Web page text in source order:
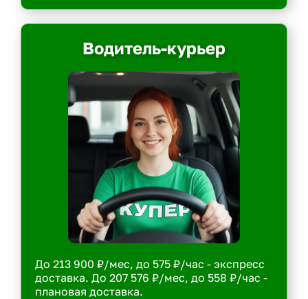
Водитель-курьер
До 213 900 ₽/мес, до 575 ₽/час - экспресс
доставка. До 207 576 ₽/мес, до 558 ₽/час -
плановая доставка.